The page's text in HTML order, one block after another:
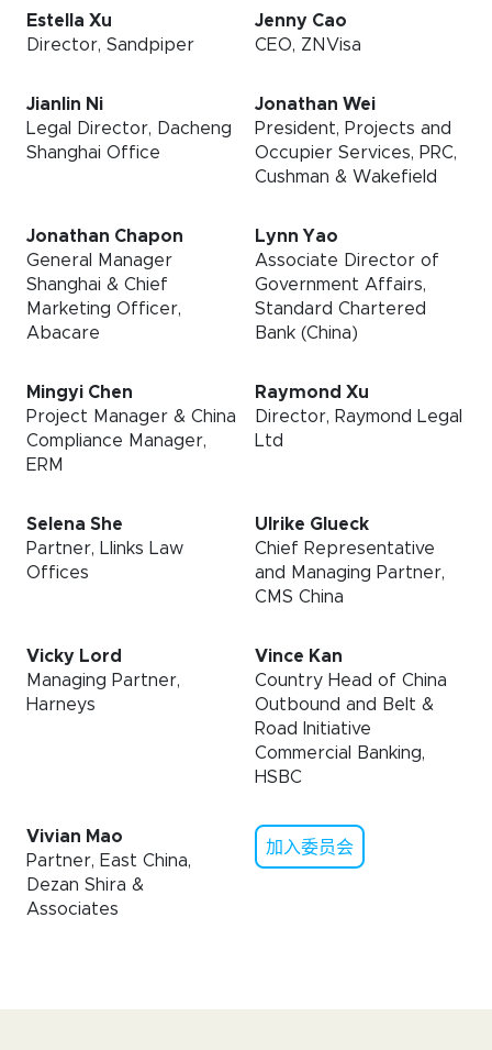
Estella Xu
Director, Sandpiper
Jenny Cao
CEO, ZNVisa
Jianlin Ni
Legal Director, Dacheng
Shanghai Office
Jonathan Wei
President, Projects and
Occupier Services, PRC,
Cushman & Wakefield
Jonathan Chapon
General Manager
Shanghai & Chief
Marketing Officer,
Abacare
Lynn Yao
Associate Director of
Government Affairs,
Standard Chartered
Bank (China)
Mingyi Chen
Project Manager & China
Compliance Manager,
ERM
Raymond Xu
Director, Raymond Legal
Ltd
Selena She
Partner, Llinks Law
Offices
Ulrike Glueck
Chief Representative
and Managing Partner,
CMS China
Vicky Lord
Managing Partner,
Harneys
Vince Kan
Country Head of China
Outbound and Belt &
Road Initiative
Commercial Banking,
HSBC
Vivian Mao
Partner, East China,
Dezan Shira &
Associates
加入委员会